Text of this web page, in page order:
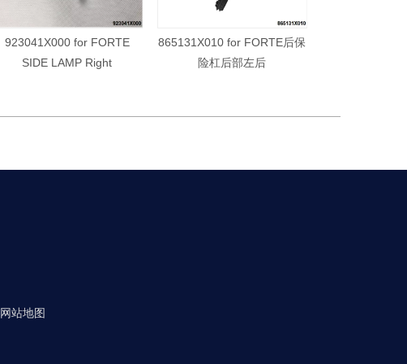
923041X000 for FORTE
SIDE LAMP Right
865131X010 for FORTE后保
险杠后部左后
网站地图